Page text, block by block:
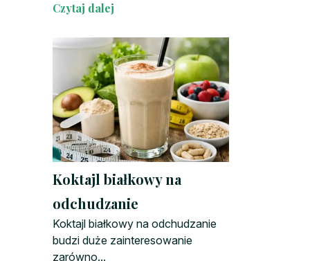
Czytaj dalej
Koktajl białkowy na
odchudzanie
Koktajl białkowy na odchudzanie
budzi duże zainteresowanie
zarówno...